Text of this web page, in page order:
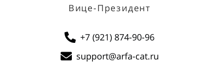
Вице-Президент
+7 (921) 874-90-96
support@arfa-cat.ru